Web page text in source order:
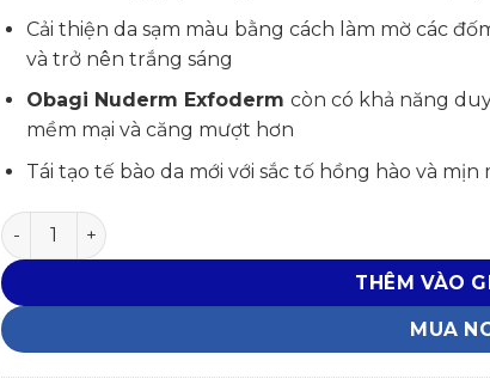
Cải thiện da sạm màu bằng cách làm mờ các
và trở nên trắng sáng
Obagi Nuderm Exfodermcòn có khả năng
mềm mại và căng mượt hơn
Tái tạo tế bào da mới với sắc tố hồng hào và mịn
Kem tẩy da chết Obagi Nu-derm Exfoderm số lượng
THÊM VÀO
MUA